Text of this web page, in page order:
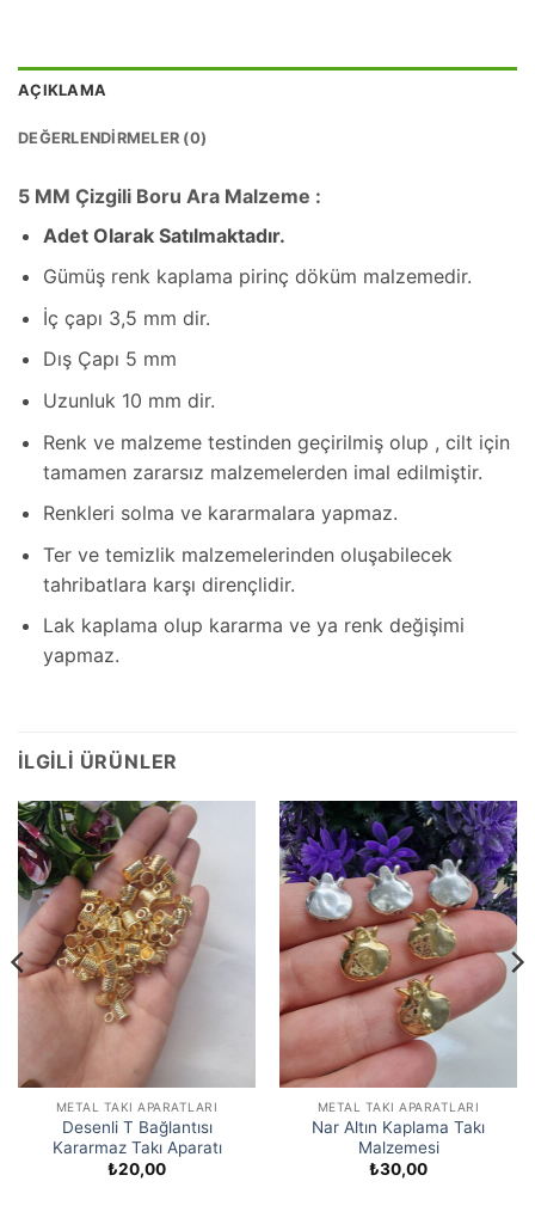
AÇIKLAMA
DEĞERLENDIRMELER (0)
5 MM Çizgili Boru Ara Malzeme :
Adet Olarak Satılmaktadır.
Gümüş renk kaplama pirinç döküm malzemedir.
İç çapı 3,5 mm dir.
Dış Çapı 5 mm
Uzunluk 10 mm dir.
Renk ve malzeme testinden geçirilmiş olup , cilt için
tamamen zararsız malzemelerden imal edilmiştir.
Renkleri solma ve kararmalara yapmaz.
Ter ve temizlik malzemelerinden oluşabilecek
tahribatlara karşı dirençlidir.
Lak kaplama olup kararma ve ya renk değişimi
yapmaz.
İLGILI ÜRÜNLER
METAL TAKI APARATLARI
Desenli T Bağlantısı
Kararmaz Takı Aparatı
₺20,00
METAL TAKI APARATLARI
Nar Altın Kaplama Takı
Malzemesi
₺30,00